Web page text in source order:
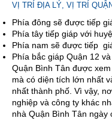
VỊ TRÍ ĐỊA LÝ, VỊ TRÍ
Phía đông sẽ được tiếp
Phía tây tiếp giáp với
Phía nam sẽ được tiếp
Phía bắc giáp Quận 12
Quận Bình Tân được
mà có diện tích lớn nhất
nhất thành phố. Vì vậy,
nghiệp và công ty khác
nhà Quận Bình Tân ngày